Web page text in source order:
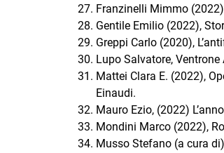
Franzinelli Mimmo
Gentile Emilio (2022),
Greppi Carlo (2020),
Lupo Salvatore,
Mattei Clara E. (2022),
Einaudi.
Mauro Ezio, (2022)
Mondini Marco (2022),
Musso Stefano (a cura